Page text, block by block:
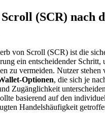
(SCR) nach
von Scroll (SCR) ist die
ein entscheidender Schritt,
zu vermeiden. Nutzer stehen
Optionen, die sich je
Zugänglichkeit
basierend auf den
Handelshäufigkeit